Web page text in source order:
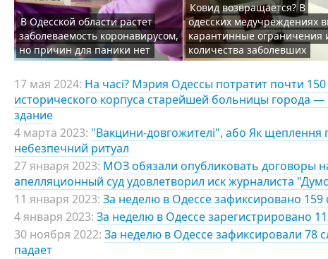
В Одесской области растет
заболеваемость коронавирусом,
но причин для паники нет
Ковид возвращается? В
одесских медучреждениях
карантинные ограничения
количества заболевших
17 мая 2024: На часі? Мэрия Одессы потратит почти
исторического корпуса старейшей больницы города
здание
4 марта 2023: "Вакцини-довгожителі", або Як щеплення
небезпечний ритуал
27 января 2023: МОЗ обязали опубликовать договоры
апелляционный суд удовлетворил иск журналиста
11 января 2023: За неделю в Одессе зафиксировано 159
4 января 2023: За неделю в Одессе зарегистрировано
30 ноября 2022: За неделю в Одессе зафиксировали 78
падает